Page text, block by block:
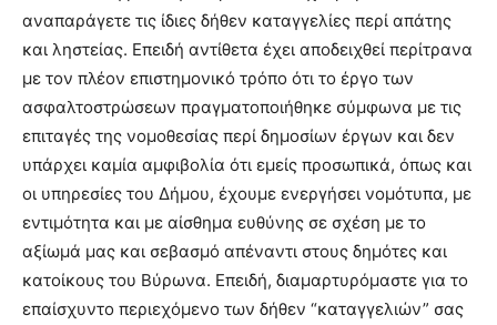
αναπαράγετε τις ίδιες δήθεν καταγγελίες περί απάτης
και ληστείας. Επειδή αντίθετα έχει αποδειχθεί περίτρανα
με τον πλέον επιστημονικό τρόπο ότι το έργο των
ασφαλτοστρώσεων πραγματοποιήθηκε σύμφωνα με τις
επιταγές της νομοθεσίας περί δημοσίων έργων και δεν
υπάρχει καμία αμφιβολία ότι εμείς προσωπικά, όπως και
οι υπηρεσίες του Δήμου, έχουμε ενεργήσει νομότυπα, με
εντιμότητα και με αίσθημα ευθύνης σε σχέση με το
αξίωμά μας και σεβασμό απέναντι στους δημότες και
κατοίκους του Βύρωνα. Επειδή, διαμαρτυρόμαστε για το
επαίσχυντο περιεχόμενο των δήθεν “καταγγελιών” σας